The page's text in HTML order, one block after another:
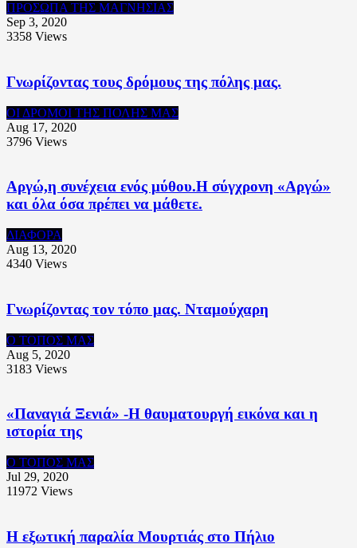
ΠΡΟΣΩΠΑ ΤΗΣ ΜΑΓΝΗΣΙΑΣ
Sep 3, 2020
3358 Views
Γνωρίζοντας τους δρόμους της πόλης μας.
ΟΙ ΔΡΟΜΟΙ ΤΗΣ ΠΟΛΗΣ ΜΑΣ
Aug 17, 2020
3796 Views
Αργώ,η συνέχεια ενός μύθου.Η σύγχρονη «Αργώ»
και όλα όσα πρέπει να μάθετε.
ΔΙΑΦΟΡΑ
Aug 13, 2020
4340 Views
Γνωρίζοντας τον τόπο μας. Νταμούχαρη
Ο ΤΟΠΟΣ ΜΑΣ
Aug 5, 2020
3183 Views
«Παναγιά Ξενιά» -Η θαυματουργή εικόνα και η
ιστορία της
Ο ΤΟΠΟΣ ΜΑΣ
Jul 29, 2020
11972 Views
Η εξωτική παραλία Μουρτιάς στο Πήλιο